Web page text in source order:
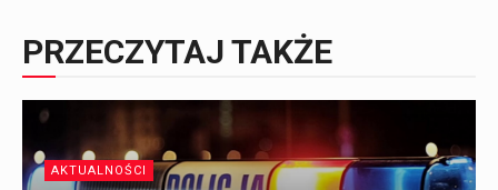
PRZECZYTAJ TAKŻE
AKTUALNOŚCI